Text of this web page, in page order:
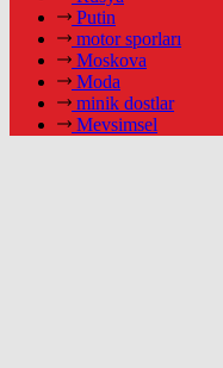
Putin
motor sporları
Moskova
Moda
minik dostlar
Mevsimsel